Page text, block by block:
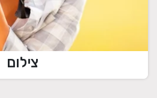
צילום